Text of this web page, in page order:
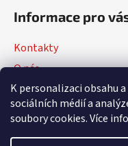
K personalizaci obsahu
sociálních médií a
soubory cookies. Více
Informace pro
Kontakty
O nás
Jak nakupovat
Obchodní podmínky